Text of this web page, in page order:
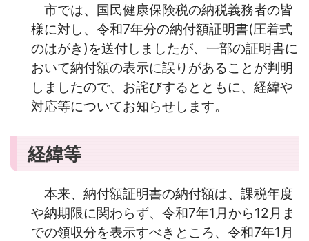
市では、国民健康保険税の納税義務者の皆
様に対し、令和7年分の納付額証明書(圧着式
のはがき)を送付しましたが、一部の証明書に
おいて納付額の表示に誤りがあることが判明
しましたので、お詫びするとともに、経緯や
対応等についてお知らせします。
経緯等
本来、納付額証明書の納付額は、課税年度
や納期限に関わらず、令和7年1月から12月ま
での領収分を表示すべきところ、令和7年1月